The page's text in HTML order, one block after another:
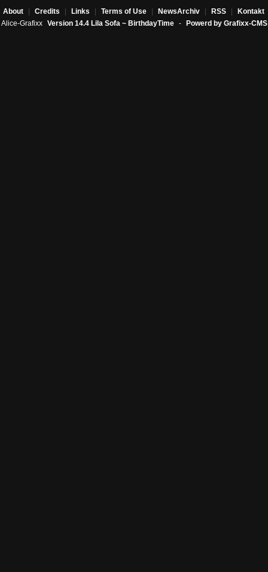
About Credits Links Terms of Use NewsArchiv RSS Kontakt
Alice-Grafixx Version 14.4 Lila Sofa ~ BirthdayTime - Powerd by Grafixx-CMS